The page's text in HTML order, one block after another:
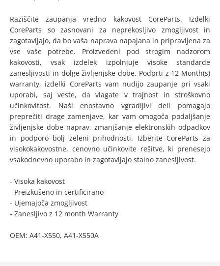
Raziščite zaupanja vredno kakovost CoreParts. Izdelki
CoreParts so zasnovani za neprekosljivo zmogljivost in
zagotavljajo, da bo vaša naprava napajana in pripravljena za
vse vaše potrebe. Proizvedeni pod strogim nadzorom
kakovosti, vsak izdelek izpolnjuje visoke standarde
zanesljivosti in dolge življenjske dobe. Podprti z 12 Month(s)
warranty, izdelki CoreParts vam nudijo zaupanje pri vsaki
uporabi, saj veste, da vlagate v trajnost in stroškovno
učinkovitost. Naši enostavno vgradljivi deli pomagajo
preprečiti drage zamenjave, kar vam omogoča podaljšanje
življenjske dobe naprav, zmanjšanje elektronskih odpadkov
in podporo bolj zeleni prihodnosti. Izberite CoreParts za
visokokakovostne, cenovno učinkovite rešitve, ki prenesejo
vsakodnevno uporabo in zagotavljajo stalno zanesljivost.
- Visoka kakovost
- Preizkušeno in certificirano
- Ujemajoča zmogljivost
- Zanesljivo z 12 month Warranty
OEM: A41-X550, A41-X550A